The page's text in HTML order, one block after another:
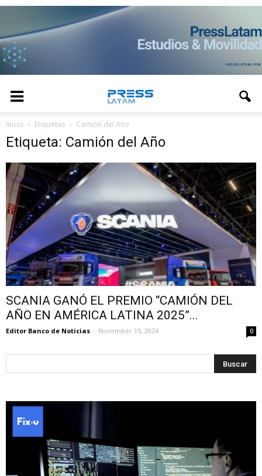
Inicio Etiquetas Camión del Año
Etiqueta: Camión del Año
SCANIA GANÓ EL PREMIO “CAMIÓN DEL
AÑO EN AMÉRICA LATINA 2025”...
Editor Banco de Noticias - November 15, 2024 0